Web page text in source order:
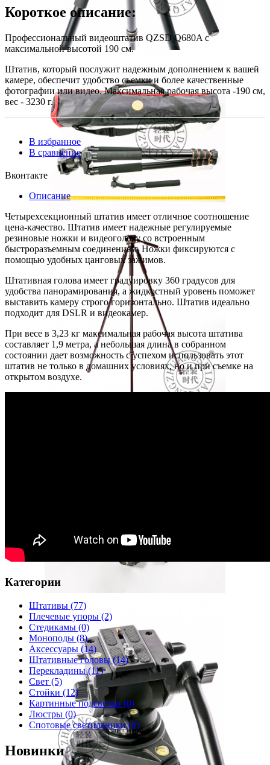
Короткое описание:
Профессиональный видеоштатив QZSD Q680A с
максимальной высотой 190 см.
Штатив, который послужит надежным дополнением к вашей
камере, обеспечит удобство съемки и более качественные
фотографии или видео. Максимальная рабочая высота -190 см,
вес - 3230 г.
В избранное
В сравнение
Вконтакте
Описание
Четырехсекционный штатив имеет отличное соотношение
цена-качество. Штатив имеет надежные регулируемые
резиновые ножки и видеоголову со встроенным
быстроразъемным соединением. Ножки фиксируются с
помощью удобных цанговых зажимов.
Штативная голова имеет градуировку 360 градусов для
удобства панорамирования, а жидкостный уровень поможет
выставить камеру строго горизонтально. Штатив идеально
подходит для DSLR и видеокамер.
При весе в 3,23 кг максимальная рабочая высота штатива
составляет 1,9 метра, а небольшая длина в собранном
состоянии дает возможность с успехом использовать этот
штатив не только в домашних условиях, но и при съемке на
открытом воздухе.
Категории
Штативы (77)
Плечевые упоры (2)
Стедикамы (0)
Моноподы (8)
Аксессуары (14)
Штативные головы(14)
Перекладины(11)
Свет (5)
Стойки (12)
Картинные подсветки (0)
Люстры (0)
Спотовые светильники(0)
Новинки